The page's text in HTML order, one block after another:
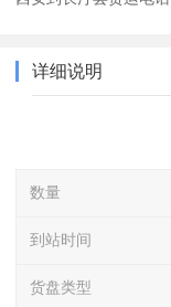
详细说明
数量
到站时间
货盘类型